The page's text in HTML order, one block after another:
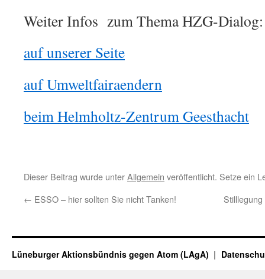
Weiter Infos zum Thema HZG-Dialog:
auf unserer Seite
auf Umweltfairaendern
beim Helmholtz-Zentrum Geesthacht
Dieser Beitrag wurde unterAllgemein veröffentlicht. Setze ein
← ESSO – hier sollten Sie nicht Tanken!
Lüneburger Aktionsbündnis gegen Atom (LAgA)